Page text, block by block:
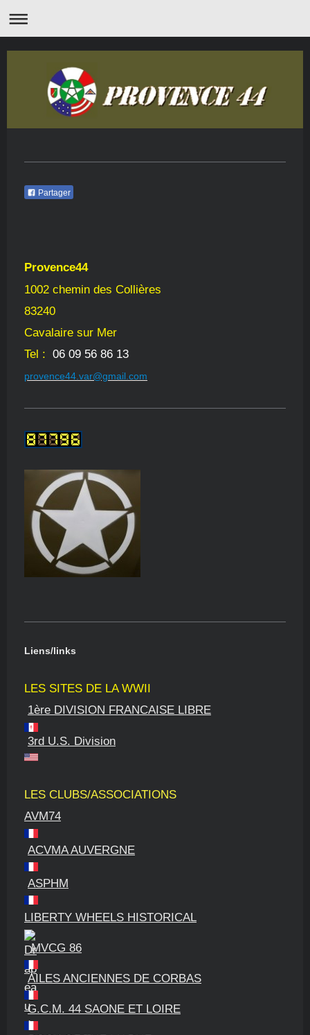
Partager
Provence44
1002 chemin des Collières
83240
Cavalaire sur Mer
Tel : 06 09 56 86 13
provence44.var@gmail.com
Liens/links
LES SITES DE LA WWII
1ère DIVISION FRANCAISE LIBRE
3rd U.S. Division
LES CLUBS/ASSOCIATIONS
AVM74
ACVMA AUVERGNE
ASPHM
LIBERTY WHEELS HISTORICAL
MVCG 86
AILES ANCIENNES DE CORBAS
G.C.M. 44 SAONE ET LOIRE